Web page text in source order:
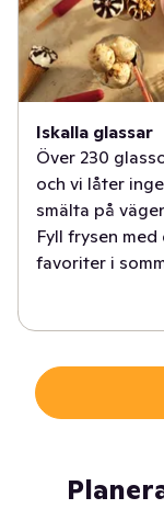
Iskalla glassar
Över 230
och vi låter
smälta på
Fyll frysen med
favoriter i